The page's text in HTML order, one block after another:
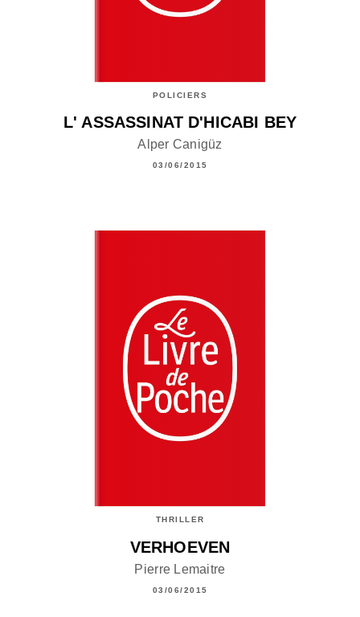
POLICIERS
L' ASSASSINAT D'HICABI BEY
Alper Canigüz
03/06/2015
THRILLER
VERHOEVEN
Pierre Lemaitre
03/06/2015